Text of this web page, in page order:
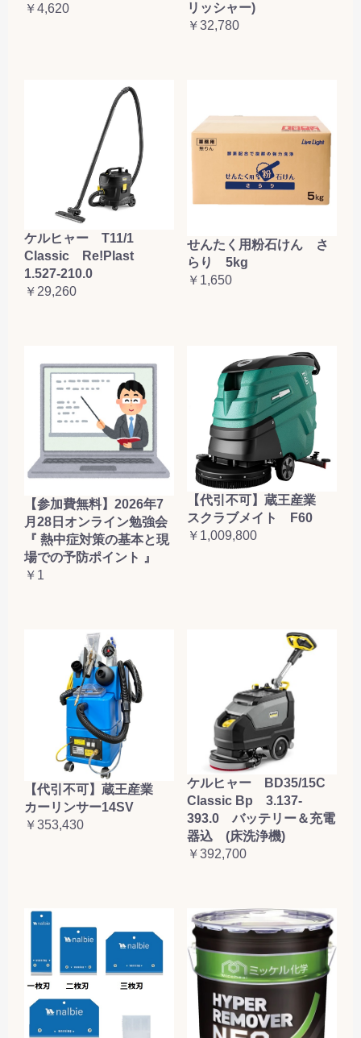
お買い物を続ける カートへ進む
￥4,620
リッシャー)
￥32,780
ケルヒャー T11/1
Classic Re!Plast
1.527-210.0
￥29,260
せんたく用粉石けん さ
らり 5kg
￥1,650
【参加費無料】2026年7
月28日オンライン勉強会
『 熱中症対策の基本と現
場での予防ポイント 』
￥1
【代引不可】蔵王産業
スクラブメイト F60
￥1,009,800
【代引不可】蔵王産業
カーリンサー14SV
￥353,430
ケルヒャー BD35/15C
Classic Bp 3.137-
393.0 バッテリー＆充電
器込 (床洗浄機)
￥392,700